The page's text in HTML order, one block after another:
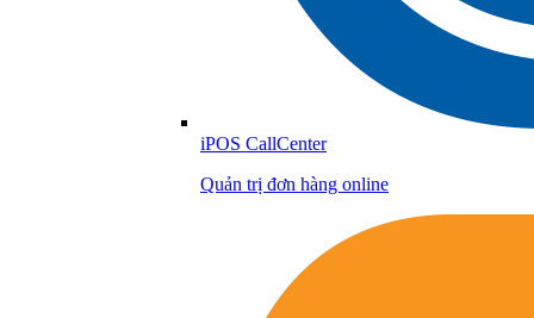
iPOS CallCenter
Quản trị đơn hàng online